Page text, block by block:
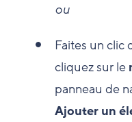
ou
Faites un clic
cliquez sur le
panneau de
Ajouter un